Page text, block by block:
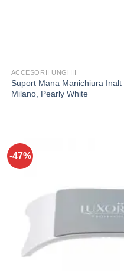
ACCESORII UNGHII
Suport Mana Manichiura Inalt
Milano, Pearly White
-47%